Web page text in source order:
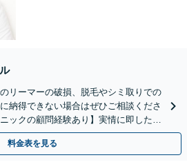
リーマーの破損、脱毛やシミ取りでの
納得できない場合はぜひご相談くださ
ックの顧問経験あり】実情に即したア
ブルの解決を目指します。
料金表を見る